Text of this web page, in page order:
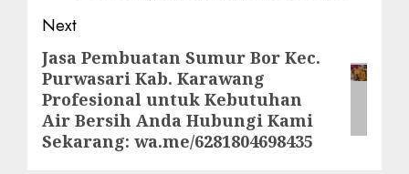
Next
Next
post:
Jasa Pembuatan Sumur Bor Kec.
Purwasari Kab. Karawang
Profesional untuk Kebutuhan
Air Bersih Anda Hubungi Kami
Sekarang: wa.me/6281804698435